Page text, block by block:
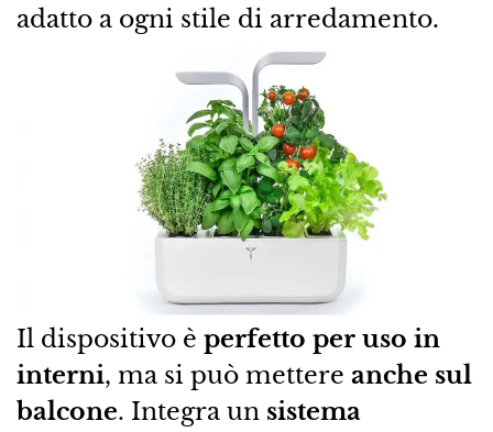
adatto a ogni stile di arredamento.
Il dispositivo è perfetto per uso in
interni, ma si può mettere anche sul
balcone. Integra un sistema